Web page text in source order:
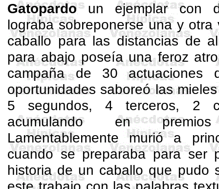
Gatopardoun ejemplar con
lograba sobreponerse una y
caballo para las distancias de
para abajo poseía una feroz
campaña de 30
oportunidades saboreó las
5 segundos, 4 terceros, 2
acumulando en
Lamentablemente murió a
cuando se preparaba para ser
historia de un caballo que pudo